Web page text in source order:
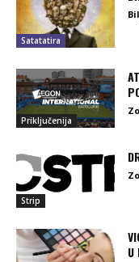
Satatatira
Priključenija
Strip
U